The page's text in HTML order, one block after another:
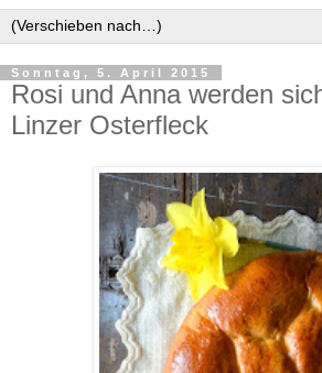
Sonntag, 5. April 2015
Rosi und Anna werden
Linzer Osterfleck